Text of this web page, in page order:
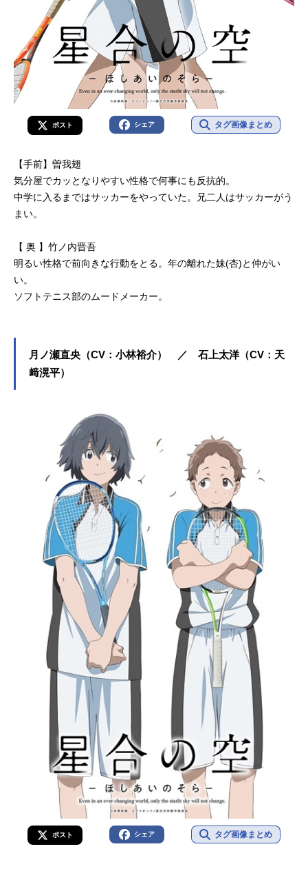
ポスト シェア タグ画像まとめ
【手前】曽我翅
気分屋でカッとなりやすい性格で何事にも反抗的。
中学に入るまではサッカーをやっていた。兄二人はサッカーがう
まい。
【 奥 】竹ノ内晋吾
明るい性格で前向きな行動をとる。年の離れた妹(杏)と仲がい
い。
ソフトテニス部のムードメーカー。
月ノ瀬直央（CV：小林裕介） ／ 石上太洋（CV：天
﨑滉平）
ポスト シェア タグ画像まとめ